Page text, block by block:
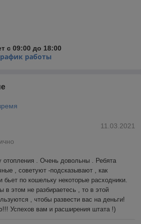
с 09:00 до 18:00
работы
11.03.2021
отопления . Очень довольны . Ребята
, советуют -подсказывают , как
по кошельку некоторые расходники.
в этом не разбираетесь , то в этой
, чтобы развести вас на деньги!
Успехов вам и расширения штата !)